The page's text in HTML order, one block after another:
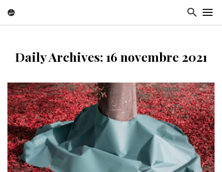
Daily Archives: 16 novembre 2021